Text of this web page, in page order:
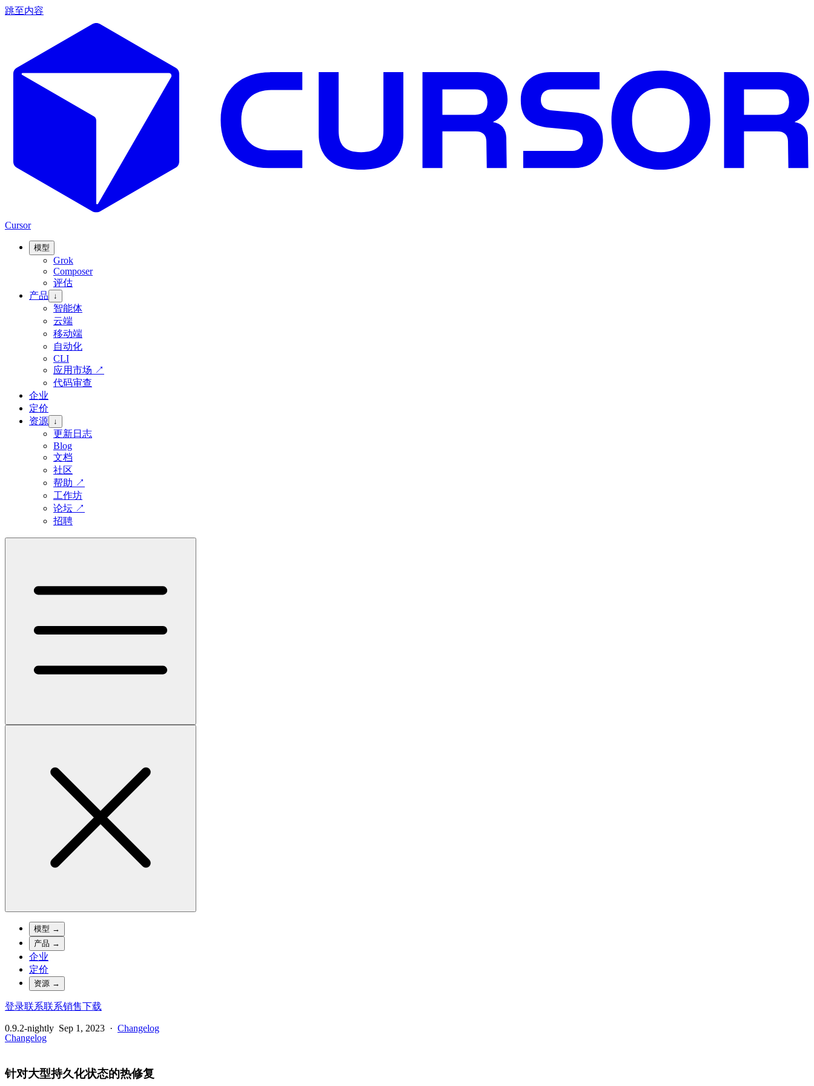
跳至内容
Cursor
模型
Grok
Composer
评估
产品
↓
智能体
云端
移动端
自动化
CLI
应用市场 ↗
代码审查
企业
定价
资源 ↓
更新日志
Blog
文档
社区
帮助 ↗
工作坊
论坛 ↗
招聘
模型 →
产品 →
企业
定价
资源 →
登录联系联系销售下载
0.9.2-nightly Sep 1, 2023 · Changelog
Changelog
针对大型持久化状态的热修复